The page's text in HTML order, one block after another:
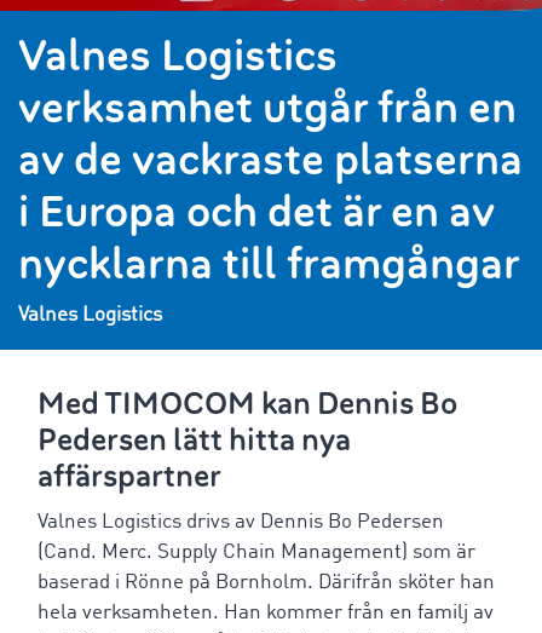
Valnes Logistics
verksamhet utgår från en
av de vackraste platserna
i Europa och det är en av
nycklarna till framgångar
Valnes Logistics
Med TIMOCOM kan Dennis Bo
Pedersen lätt hitta nya
affärspartner
Valnes Logistics drivs av Dennis Bo Pedersen
(Cand. Merc. Supply Chain Management) som är
baserad i Rönne på Bornholm. Därifrån sköter han
hela verksamheten. Han kommer från en familj av